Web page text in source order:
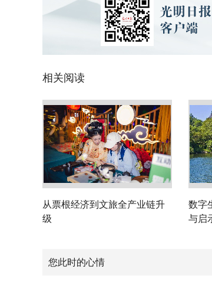
相关阅读
从票根经济到文旅全产业链升
级
数字
与启
您此时的心情